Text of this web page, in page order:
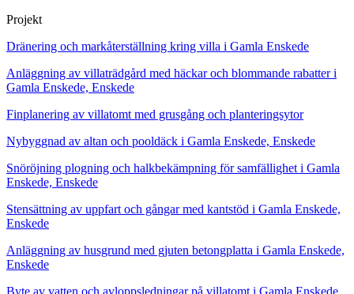
Projekt
Dränering och markåterställning kring villa i Gamla Enskede
Anläggning av villaträdgård med häckar och blommande rabatter i
Gamla Enskede, Enskede
Finplanering av villatomt med grusgång och planteringsytor
Nybyggnad av altan och pooldäck i Gamla Enskede, Enskede
Snöröjning plogning och halkbekämpning för samfällighet i Gamla
Enskede, Enskede
Stensättning av uppfart och gångar med kantstöd i Gamla Enskede,
Enskede
Anläggning av husgrund med gjuten betongplatta i Gamla Enskede,
Enskede
Byte av vatten och avloppsledningar på villatomt i Gamla Enskede,